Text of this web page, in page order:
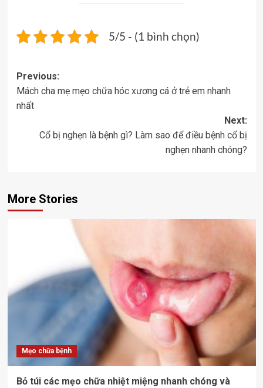
5/5 - (1 bình chọn)
Post
navigation
Previous:
Mách cha mẹ mẹo chữa hóc xương cá ở trẻ em nhanh
nhất
Next:
Cổ bị nghẹn là bệnh gì? Làm sao để điều bệnh cổ bị
nghẹn nhanh chóng?
More Stories
Mẹo chữa bệnh
Bỏ túi các mẹo chữa nhiệt miệng nhanh chóng và